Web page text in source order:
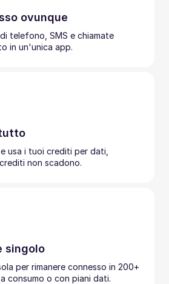
ovunque
telefono, SMS e chiamate
in un'unica app.
usa i tuoi crediti per dati,
non scadono.
singolo
per rimanere connesso in 200+
consumo o con piani dati.